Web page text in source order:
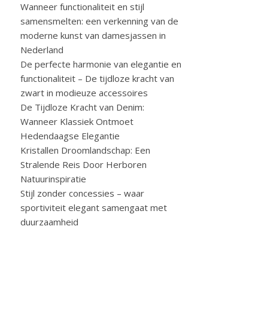
Wanneer functionaliteit en stijl
samensmelten: een verkenning van de
moderne kunst van damesjassen in
Nederland
De perfecte harmonie van elegantie en
functionaliteit – De tijdloze kracht van
zwart in modieuze accessoires
De Tijdloze Kracht van Denim:
Wanneer Klassiek Ontmoet
Hedendaagse Elegantie
Kristallen Droomlandschap: Een
Stralende Reis Door Herboren
Natuurinspiratie
Stijl zonder concessies – waar
sportiviteit elegant samengaat met
duurzaamheid